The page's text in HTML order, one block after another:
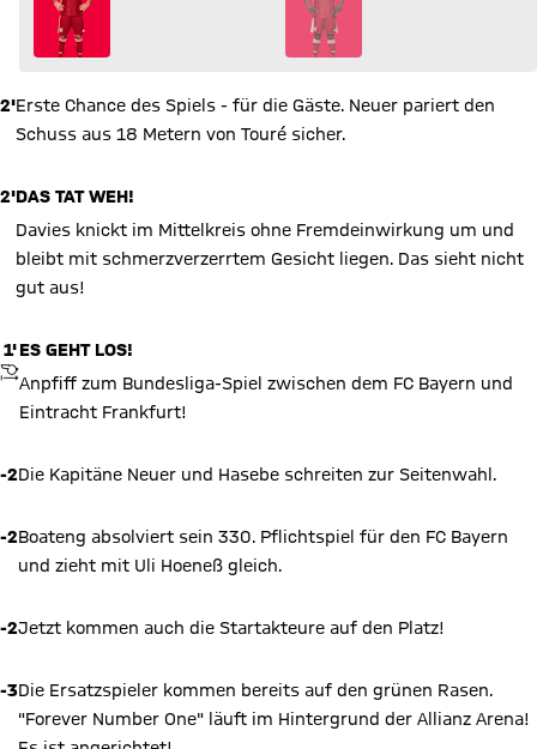
2'Erste Chance des Spiels - für die Gäste. Neuer pariert den
Schuss aus 18 Metern von Touré sicher.
2'DAS TAT WEH!
Davies knickt im Mittelkreis ohne Fremdeinwirkung um und
bleibt mit schmerzverzerrtem Gesicht liegen. Das sieht nicht
gut aus!
1'
ANPFIFF
ES GEHT LOS!
Anpfiff zum Bundesliga-Spiel zwischen dem FC Bayern und
Eintracht Frankfurt!
-2Die Kapitäne Neuer und Hasebe schreiten zur Seitenwahl.
-2Boateng absolviert sein 330. Pflichtspiel für den FC Bayern
und zieht mit Uli Hoeneß gleich.
-2Jetzt kommen auch die Startakteure auf den Platz!
-3Die Ersatzspieler kommen bereits auf den grünen Rasen.
"Forever Number One" läuft im Hintergrund der Allianz Arena!